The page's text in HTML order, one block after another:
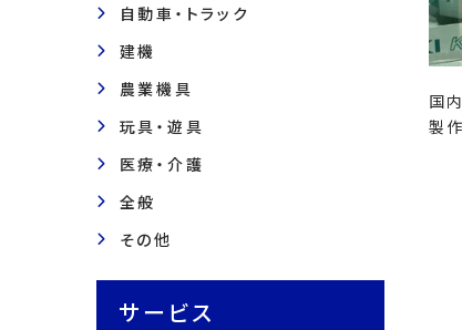
自動車・トラック
建機
農業機具
玩具・遊具
医療・介護
全般
その他
サービス
国
製